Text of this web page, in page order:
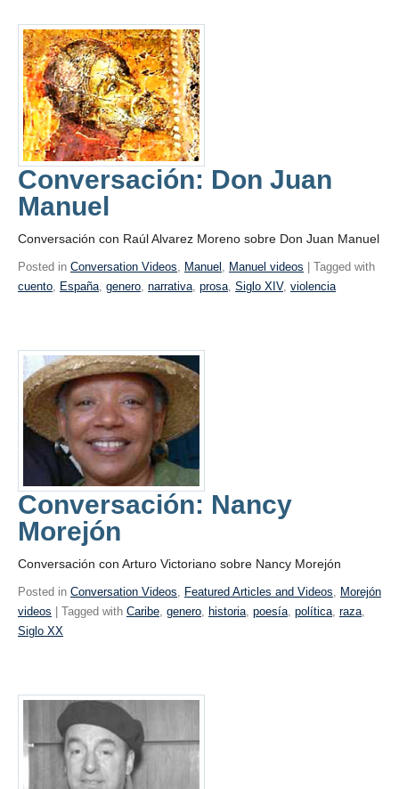
Conversación: Don Juan
Manuel
Conversación con Raúl Alvarez Moreno sobre Don Juan Manuel
Posted in Conversation Videos Manuel Manuel videos | Tagged with
cuento España genero narrativa prosa Siglo XIV, violencia
Conversación: Nancy
Morejón
Conversación con Arturo Victoriano sobre Nancy Morejón
Posted in Conversation Videos Featured Articles and Videos
Morejón
videos | Tagged with Caribe genero historia poesía política raza
Siglo XX